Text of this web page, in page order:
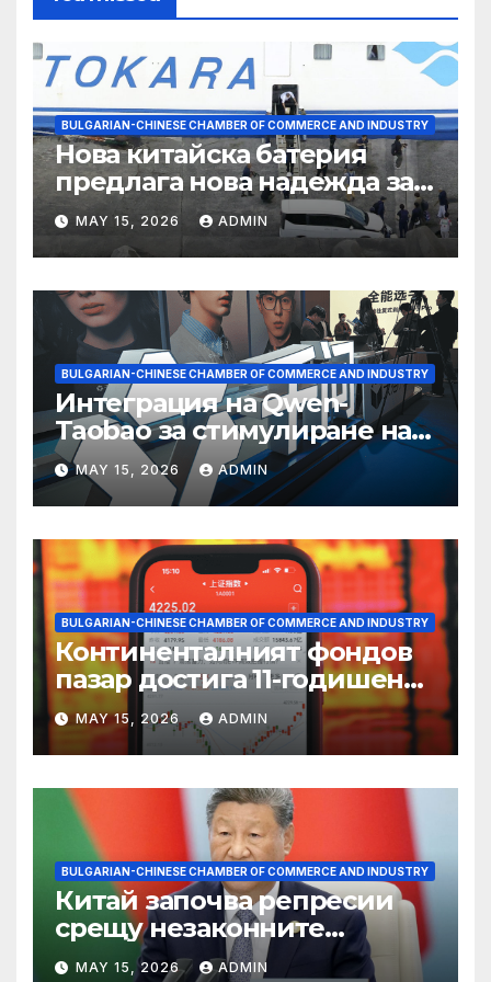
BULGARIAN-CHINESE CHAMBER OF COMMERCE AND INDUSTRY
Нова китайска батерия
предлага нова надежда за
съхранение на водород
MAY 15, 2026 ADMIN
BULGARIAN-CHINESE CHAMBER OF COMMERCE AND INDUSTRY
Интеграция на Qwen-
Taobao за стимулиране на
пазаруването 618
MAY 15, 2026 ADMIN
BULGARIAN-CHINESE CHAMBER OF COMMERCE AND INDUSTRY
Континенталният фондов
пазар достига 11-годишен
връх
MAY 15, 2026 ADMIN
BULGARIAN-CHINESE CHAMBER OF COMMERCE AND INDUSTRY
Китай започва репресии
срещу незаконните
практики в сектора на TCM
MAY 15, 2026 ADMIN